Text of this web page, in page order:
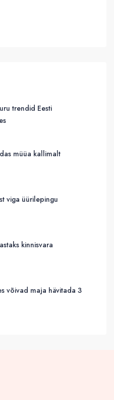
trendid Eesti
müüa kallimalt
viga üürilepingu
kinnisvara
võivad maja hävitada 3